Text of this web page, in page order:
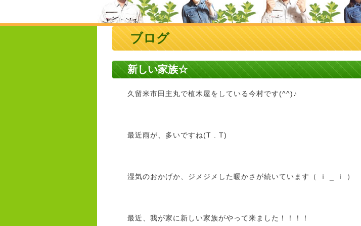
ブログ
新しい家族☆
久留米市田主丸で植木屋をしている今村です(^^)♪
最近雨が、多いですね(T . T)
湿気のおかげか、ジメジメした暖かさが続いています（ ｉ _ ｉ ）
最近、我が家に新しい家族がやって来ました！！！！